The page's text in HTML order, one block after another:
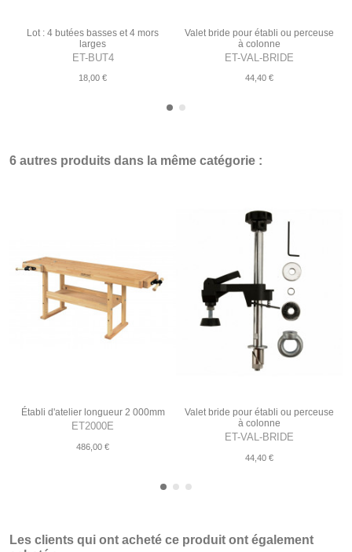
Lot : 4 butées basses et 4 mors
larges
ET-BUT4
18,00 €
Valet bride pour établi ou perceuse
à colonne
ET-VAL-BRIDE
44,40 €
6 autres produits dans la même catégorie :
Établi d'atelier longueur 2 000mm
ET2000E
486,00 €
Valet bride pour établi ou perceuse
à colonne
ET-VAL-BRIDE
44,40 €
Les clients qui ont acheté ce produit ont également